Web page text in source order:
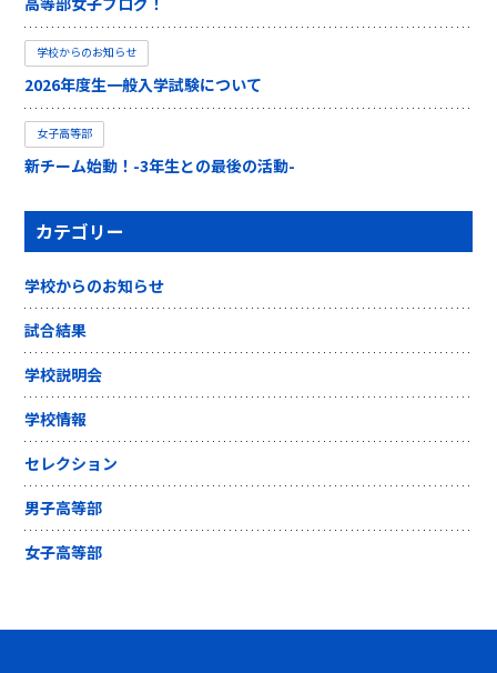
学校からのお知らせ
2026年度生一般入学試験について
女子高等部
新チーム始動！-3年生との最後の活動-
カテゴリー
学校からのお知らせ
試合結果
学校説明会
学校情報
セレクション
男子高等部
女子高等部